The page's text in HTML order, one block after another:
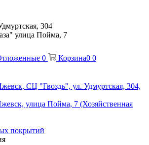
304
улица Пойма, 7
0 Корзина0 0
СЦ "Гвоздь", ул. Удмуртская, 304,
улица Пойма, 7 (Хозяйственная